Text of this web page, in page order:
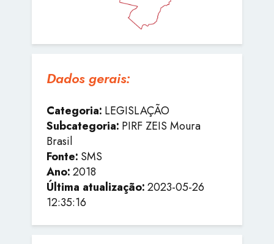
Dados gerais:
Categoria: LEGISLAÇÃO
Subcategoria: PIRF ZEIS Moura
Brasil
Fonte: SMS
Ano:2018
Última atualização:2023-05-26
12:35:16